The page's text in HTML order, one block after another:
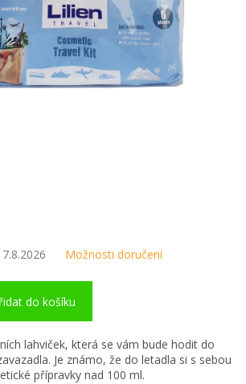
7.8.2026 Možnosti doručení
do košíku
lahviček, která se vám bude hodit do
Je známo, že do letadla si s sebou
přípravky nad 100 ml.